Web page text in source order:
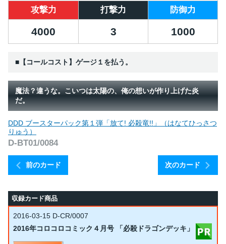
攻撃力 打撃力 防御力
4000 3 1000
■【コールコスト】ゲージ１を払う。
魔法？違うな。こいつは太陽の、俺の想いが作り上げた炎
だ。
前のカード
DDD ブースターパック第１弾「放て! 必殺竜!!」（はなてひっさつ
りゅう）
D-BT01/0084
次のカード
収録カード商品
2016-03-15 D-CR/0007
2016年コロコロコミック４月号 「必殺ドラゴンデッキ」